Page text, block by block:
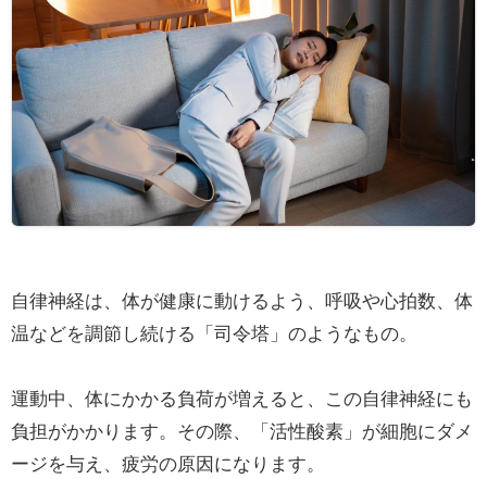
自律神経は、体が健康に動けるよう、呼吸や心拍数、体
温などを調節し続ける「司令塔」のようなもの。
運動中、体にかかる負荷が増えると、この自律神経にも
負担がかかります。その際、「活性酸素」が細胞にダメ
ージを与え、疲労の原因になります。